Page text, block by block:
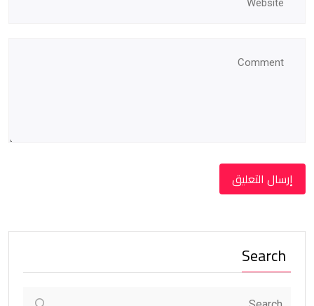
Search